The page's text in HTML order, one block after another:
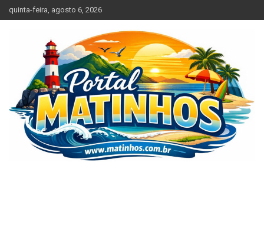
to
quinta-feira, agosto 6, 2026